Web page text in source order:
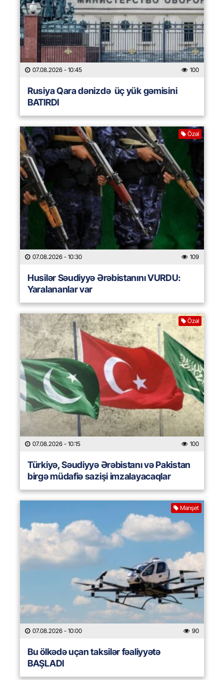
07.08.2026 - 10:45 100
Rusiya Qara dənizdə üç yük gəmisini
BATIRDI
Özəl
07.08.2026 - 10:30 109
Husilər Səudiyyə Ərəbistanını VURDU:
Yaralananlar var
Özəl
07.08.2026 - 10:15 100
Türkiyə, Səudiyyə Ərəbistanı və Pakistan
birgə müdafiə sazişi imzalayacaqlar
Manşet
07.08.2026 - 10:00 90
Bu ölkədə uçan taksilər fəaliyyətə
BAŞLADI